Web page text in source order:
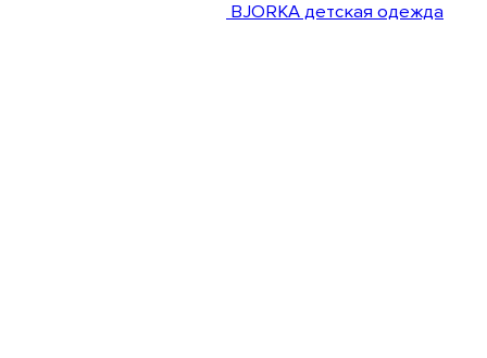
BJORKA детская одежда